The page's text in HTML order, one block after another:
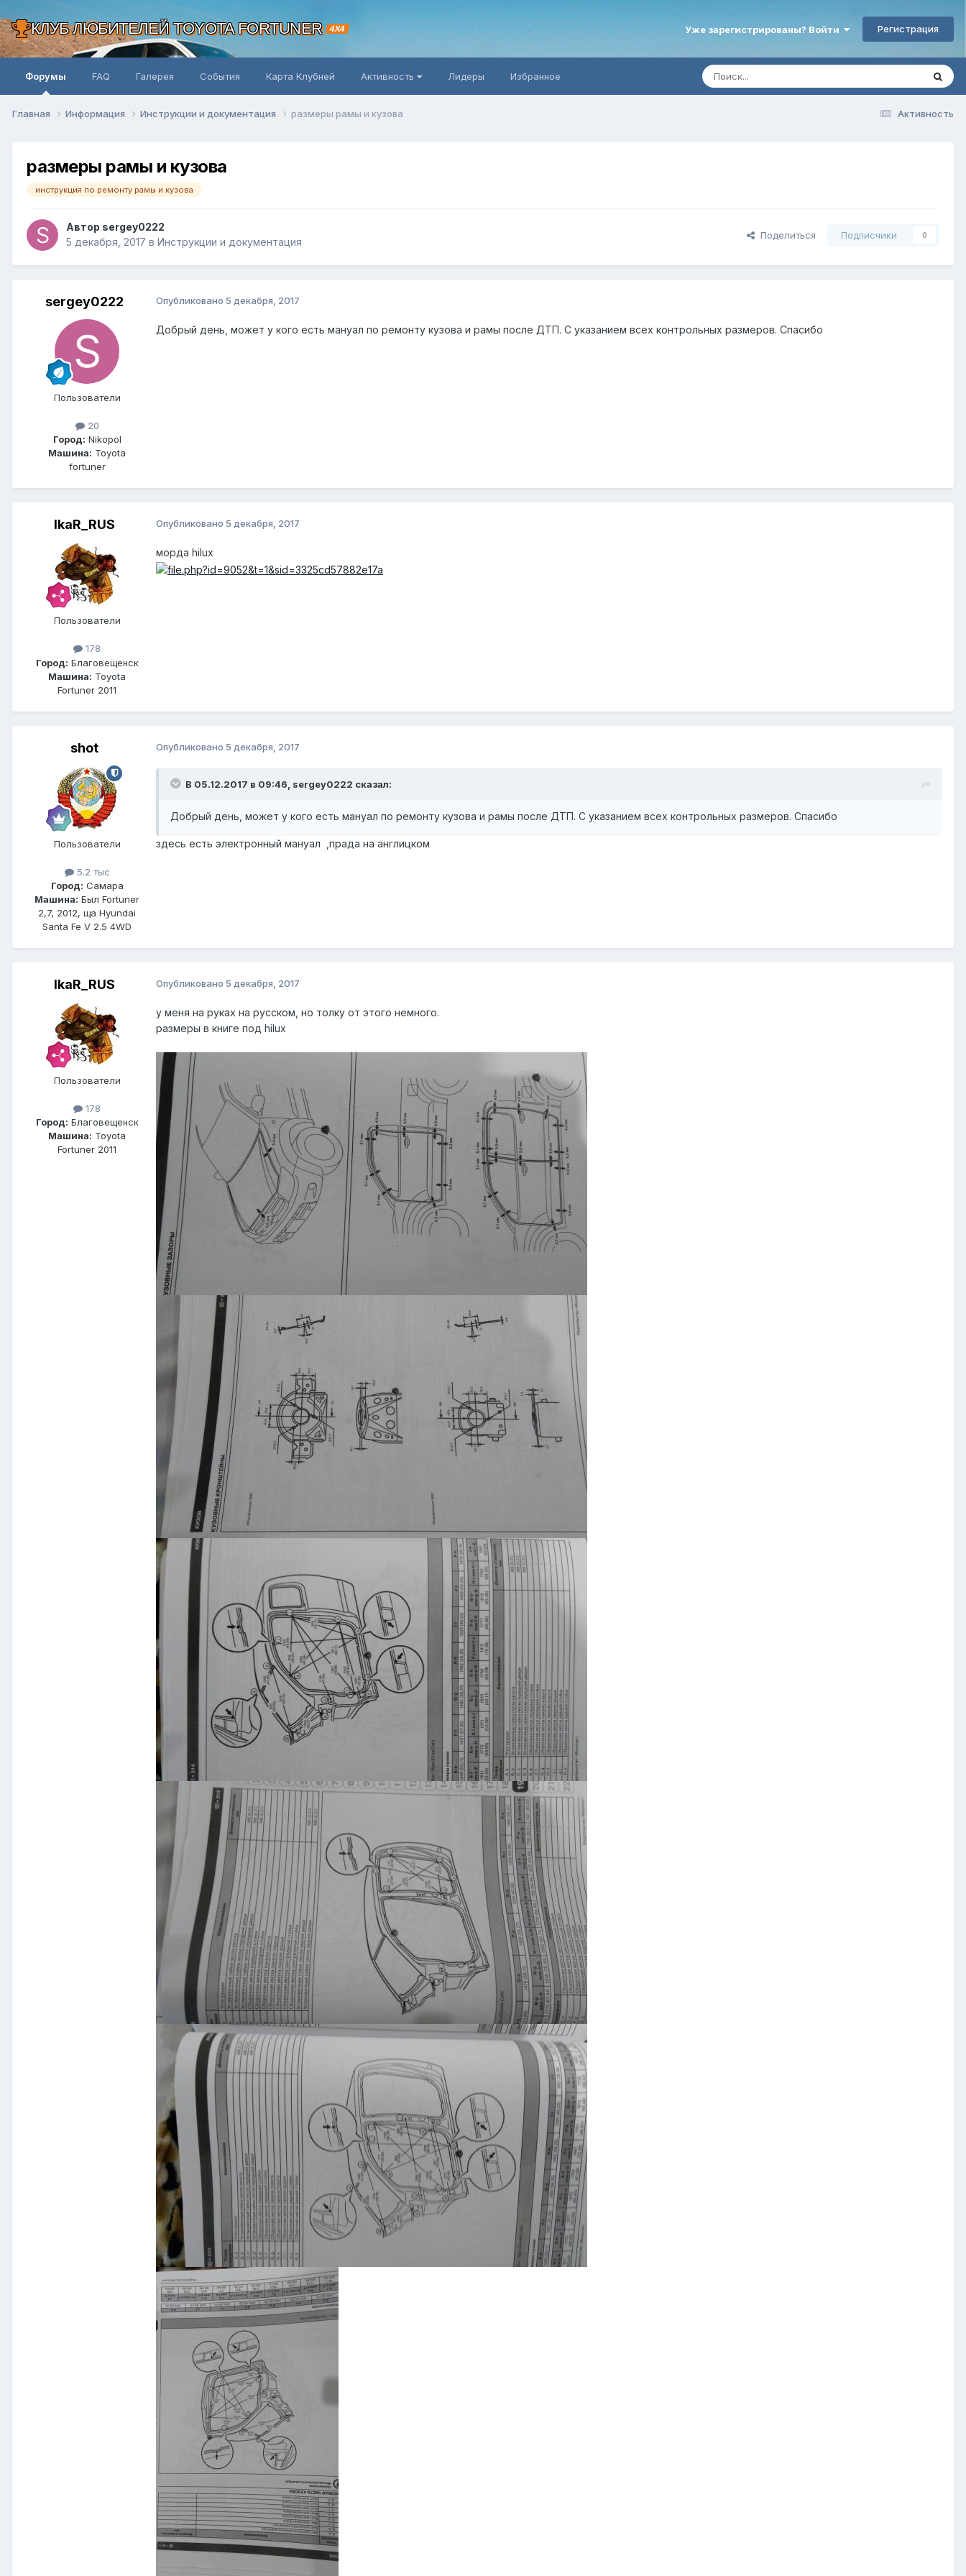
КЛУБ ЛЮБИТЕЛЕЙ TOYOTA FORTUNER 4X4 Уже зарегистрированы? Войти Регистрация
Форумы FAQ Галерея События Карта Клубней Активность Лидеры Избранное
Активность
Главная Информация Инструкции и документация размеры рамы и кузова
размеры рамы и кузова
инструкция по ремонту рамы и кузова
Автор sergey0222
5 декабря, 2017 в Инструкции и документация
Поделиться Подписчики 0
sergey0222
Пользователи
20
Город: Nikopol
Машина: Toyota
fortuner
Опубликовано 5 декабря, 2017
Добрый день, может у кого есть мануал по ремонту кузова и рамы после ДТП. С указанием всех контрольных размеров. Спасибо
IkaR_RUS
Пользователи
178
Город: Благовещенск
Машина: Toyota
Fortuner 2011
Опубликовано 5 декабря, 2017
морда hilux
shot
Пользователи
5.2 тыс
Город: Самара
Машина: Был Fortuner
2,7, 2012, ща Hyundai
Santa Fe V 2.5 4WD
Опубликовано 5 декабря, 2017
В 05.12.2017 в 09:46, sergey0222 сказал:
Добрый день, может у кого есть мануал по ремонту кузова и рамы после ДТП. С указанием всех контрольных размеров. Спасибо
здесь есть электронный мануал ,прада на англицком
IkaR_RUS
Пользователи
178
Город: Благовещенск
Машина: Toyota
Fortuner 2011
Опубликовано 5 декабря, 2017
у меня на руках на русском, но толку от этого немного.
размеры в книге под hilux